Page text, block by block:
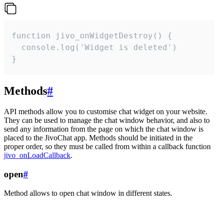
function jivo_onWidgetDestroy() {
  console.log('Widget is deleted')
}
Methods#
API methods allow you to customise chat widget on your website.
They can be used to manage the chat window behavior, and also to
send any information from the page on which the chat window is
placed to the JivoChat app. Methods should be initiated in the
proper order, so they must be called from within a callback function
jivo_onLoadCallback.
open#
Method allows to open chat window in different states.